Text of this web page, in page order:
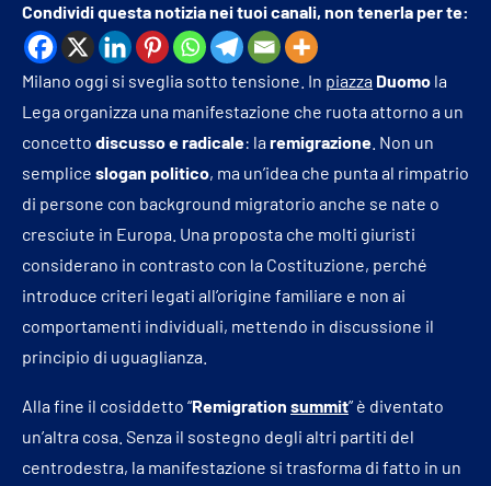
Condividi questa notizia nei tuoi canali, non tenerla per te:
Milano oggi si sveglia sotto tensione. In piazza Duomo la
Lega organizza una manifestazione che ruota attorno a un
concetto discusso e radicale: laremigrazione . Non un
semplice slogan politico, ma un’idea che punta al rimpatrio
di persone con background migratorio anche se nate o
cresciute in Europa. Una proposta che molti giuristi
considerano in contrasto con la Costituzione, perché
introduce criteri legati all’origine familiare e non ai
comportamenti individuali, mettendo in discussione il
principio di uguaglianza.
Alla fine il cosiddetto “Remigration summit” è diventato
un’altra cosa. Senza il sostegno degli altri partiti del
centrodestra, la manifestazione si trasforma di fatto in un